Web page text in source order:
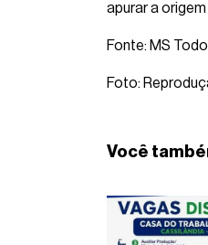
apurar a
Fonte: MS
Foto:
Você